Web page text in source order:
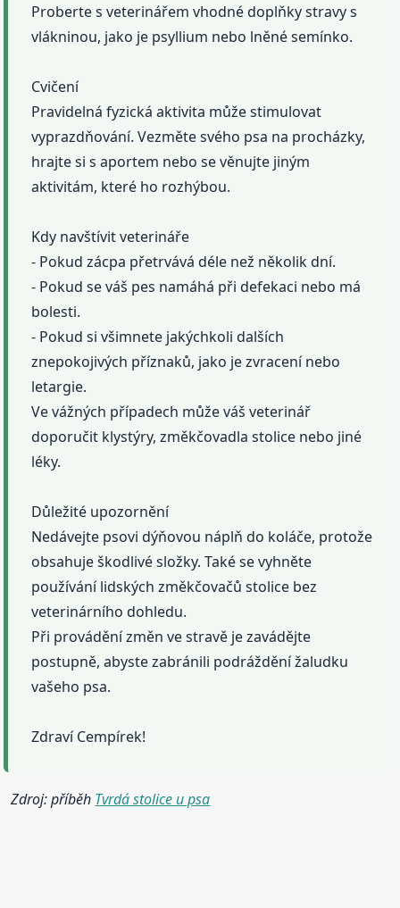
Proberte s veterinářem vhodné doplňky stravy s
vlákninou, jako je psyllium nebo lněné semínko.
Cvičení
Pravidelná fyzická aktivita může stimulovat
vyprazdňování. Vezměte svého psa na procházky,
hrajte si s aportem nebo se věnujte jiným
aktivitám, které ho rozhýbou.
Kdy navštívit veterináře
- Pokud zácpa přetrvává déle než několik dní.
- Pokud se váš pes namáhá při defekaci nebo má
bolesti.
- Pokud si všimnete jakýchkoli dalších
znepokojivých příznaků, jako je zvracení nebo
letargie.
Ve vážných případech může váš veterinář
doporučit klystýry, změkčovadla stolice nebo jiné
léky.
Důležité upozornění
Nedávejte psovi dýňovou náplň do koláče, protože
obsahuje škodlivé složky. Také se vyhněte
používání lidských změkčovačů stolice bez
veterinárního dohledu.
Při provádění změn ve stravě je zavádějte
postupně, abyste zabránili podráždění žaludku
vašeho psa.
Zdraví Cempírek!
Zdroj: příběh Tvrdá stolice u psa